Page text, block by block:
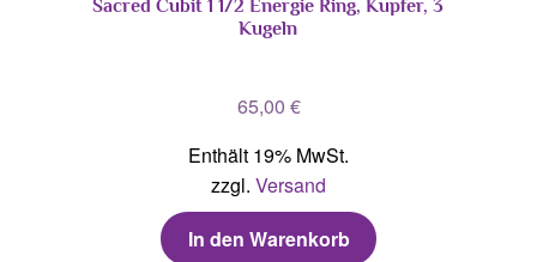
Sacred Cubit 1 1/2 Energie Ring, Kupfer, 3
Kugeln
65,00 €
Enthält 19% MwSt.
zzgl. Versand
In den Warenkorb